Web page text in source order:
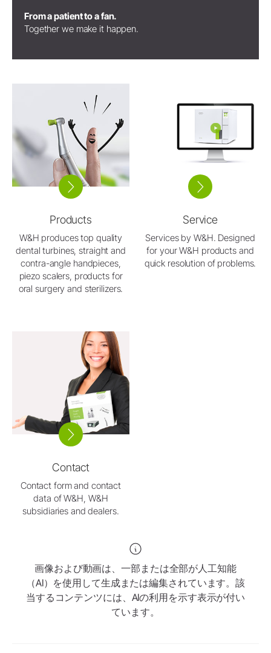
From a patient to a fan.
Together we make it happen.
Products
W&H produces top quality
dental turbines, straight and
contra-angle handpieces,
piezo scalers, products for
oral surgery and sterilizers.
Service
Services by W&H. Designed
for your W&H products and
quick resolution of problems.
Contact
Contact form and contact
data of W&H, W&H
subsidiaries and dealers.
画像および動画は、一部または全部が人工知能
（AI）を使用して生成または編集されています。該
当するコンテンツには、AIの利用を示す表示が付い
ています。